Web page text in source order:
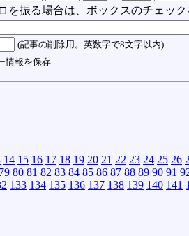
を振る場合は、ボックスのチェック
(記事の削除用。英数字で8文字以内)
情報を保存
14 15 16 17 18 19 20 21 22 23 24 25 26
79 80 81 82 83 84 85 86 87 88 89 90 91
133 134 135 136 137 138 139 140 141